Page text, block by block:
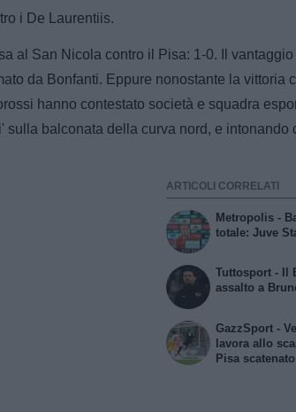
i De Laurentiis.
al San Nicola contro il Pisa: 1-0. Il vantaggio
da Bonfanti. Eppure nonostante la vittoria
hanno contestato società e squadra
sulla balconata della curva nord, e intonando
ARTICOLI CORRELATI
Metropolis -
totale: Juve
Tuttosport - Il
assalto a
GazzSport -
lavora allo
Pisa